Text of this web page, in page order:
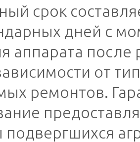
срок
дней с
аппарата
от
ремонтов.
подвергшихся